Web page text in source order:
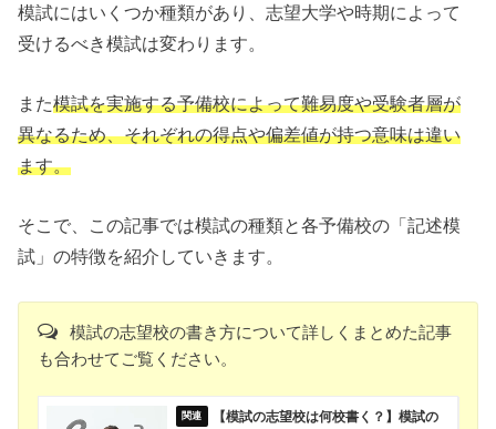
模試にはいくつか種類があり、志望大学や時期によって
受けるべき模試は変わります。
また模試を実施する予備校によって難易度や受験者層が
異なるため、それぞれの得点や偏差値が持つ意味は違い
ます。
そこで、この記事では模試の種類と各予備校の「記述模
試」の特徴を紹介していきます。
模試の志望校の書き方について詳しくまとめた記事
も合わせてご覧ください。
【模試の志望校は何校書く？】模試の